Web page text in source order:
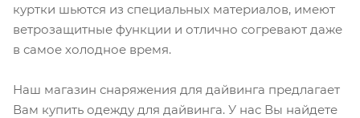
куртки шьются из специальных материалов, имеют
ветрозащитные функции и отлично согревают даже
в самое холодное время.
Наш магазин снаряжения для дайвинга предлагает
Вам купить одежду для дайвинга. У нас Вы найдете